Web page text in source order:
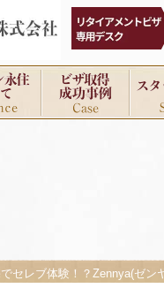
セレブ体験！？Zennya(ゼン